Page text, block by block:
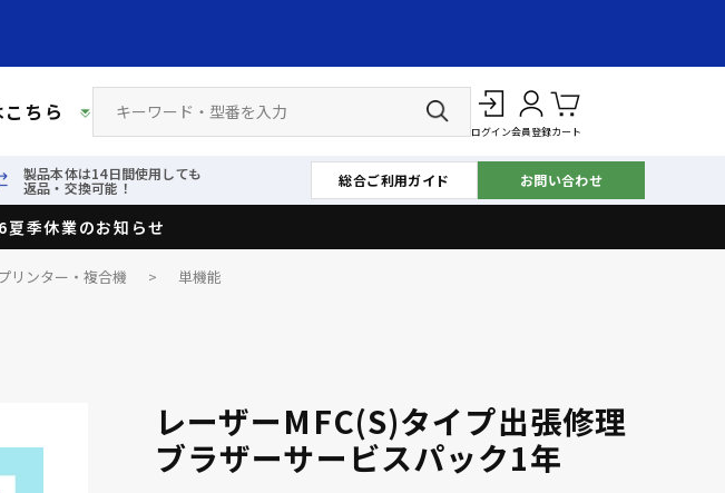
ちら
ログイン会員登録カート
製品本体は14日間使用しても
返品・交換可能！ 総合ご利用ガイド お問い合わせ
季休業のお知らせ
リンター・複合機 >
単機能
レーザーMFC(S)タイプ出張修理
ブラザーサービスパック1年